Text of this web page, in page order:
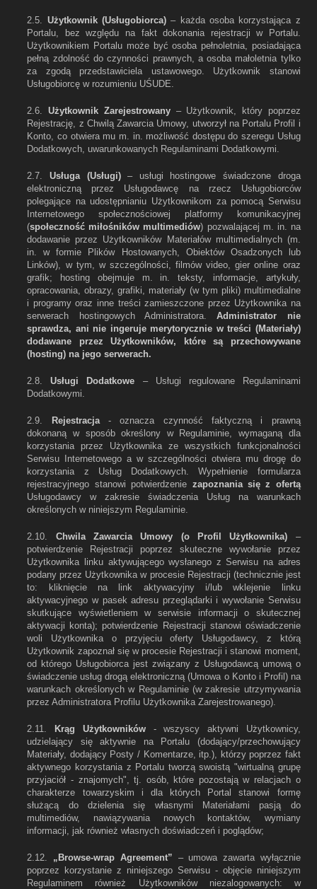
2.5. Użytkownik (Usługobiorca) – każda osoba korzystająca z
Portalu, bez względu na fakt dokonania rejestracji w Portalu.
Użytkownikiem Portalu może być osoba pełnoletnia, posiadająca
pełną zdolność do czynności prawnych, a osoba małoletnia tylko
za zgodą przedstawiciela ustawowego. Użytkownik stanowi
Usługobiorcę w rozumieniu UŚUDE.
2.6.Użytkownik Zarejestrowany– Użytkownik, który poprzez
Rejestrację, z Chwilą Zawarcia Umowy, utworzył na Portalu Profil i
Konto, co otwiera mu m. in. możliwość dostępu do szeregu Usług
Dodatkowych, uwarunkowanych Regulaminami Dodatkowymi.
2.7.Usługa (Usługi)– usługi hostingowe świadczone droga
elektroniczną przez Usługodawcę na rzecz Usługobiorców
polegające na udostępnianiu Użytkownikom za pomocą Serwisu
Internetowego społecznościowej platformy komunikacyjnej
(społeczność miłośników multimediów) pozwalającej m. in. na
dodawanie przez Użytkowników Materiałów multimedialnych (m.
in. w formie Plików Hostowanych, Obiektów Osadzonych lub
Linków), w tym, w szczególności, filmów video, gier online oraz
grafik; hosting obejmuje m. in. teksty, informacje, artykuły,
opracowania, obrazy, grafiki, materiały (w tym pliki) multimedialne
i programy oraz inne treści zamieszczone przez Użytkownika na
serwerach hostingowych Administratora.Administrator nie
sprawdza, ani nie ingeruje merytorycznie w treści (Materiały)
dodawane przez Użytkowników, które są przechowywane
(hosting) na jego serwerach.
2.8.Usługi Dodatkowe – Usługi regulowane Regulaminami
Dodatkowymi.
2.9. Rejestracja- oznacza czynność faktyczną i prawną
dokonaną w sposób określony w Regulaminie, wymaganą dla
korzystania przez Użytkownika ze wszystkich funkcjonalności
Serwisu Internetowego a w szczególności otwiera mu drogę do
korzystania z Usług Dodatkowych. Wypełnienie formularza
rejestracyjnego stanowi potwierdzenie zapoznania się z ofertą
Usługodawcy w zakresie świadczenia Usług na warunkach
określonych w niniejszym Regulaminie.
2.10. Chwila Zawarcia Umowy (o Profil Użytkownika) –
potwierdzenie Rejestracji poprzez skuteczne wywołanie przez
Użytkownika linku aktywującego wysłanego z Serwisu na adres
podany przez Użytkownika w procesie Rejestracji (technicznie jest
to: kliknięcie na link aktywacyjny i/lub wklejenie linku
aktywacyjnego w pasek adresu przeglądarki i wywołanie Serwisu
skutkujące wyświetleniem w serwisie informacji o skutecznej
aktywacji konta); potwierdzenie Rejestracji stanowi oświadczenie
woli Użytkownika o przyjęciu oferty Usługodawcy, z którą
Użytkownik zapoznał się w procesie Rejestracji i stanowi moment,
od którego Usługobiorca jest związany z Usługodawcą umową o
świadczenie usług drogą elektroniczną (Umowa o Konto i Profil) na
warunkach określonych w Regulaminie (w zakresie utrzymywania
przez Administratora Profilu Użytkownika Zarejestrowanego).
2.11. Krąg Użytkowników- wszyscy aktywni Użytkownicy,
udzielający się aktywnie na Portalu (dodający/przechowujący
Materiały, dodający Posty / Komentarze, itp.), którzy poprzez fakt
aktywnego korzystania z Portalu tworzą swoistą "wirtualną grupę
przyjaciół - znajomych", tj. osób, które pozostają w relacjach o
charakterze towarzyskim i dla których Portal stanowi formę
służącą do dzielenia się własnymi Materiałami pasją do
multimediów, nawiązywania nowych kontaktów, wymiany
informacji, jak również własnych doświadczeń i poglądów;
2.12. „Browse-wrap Agreement” – umowa zawarta wyłącznie
poprzez korzystanie z niniejszego Serwisu - objęcie niniejszym
Regulaminem również Użytkowników niezalogowanych: w